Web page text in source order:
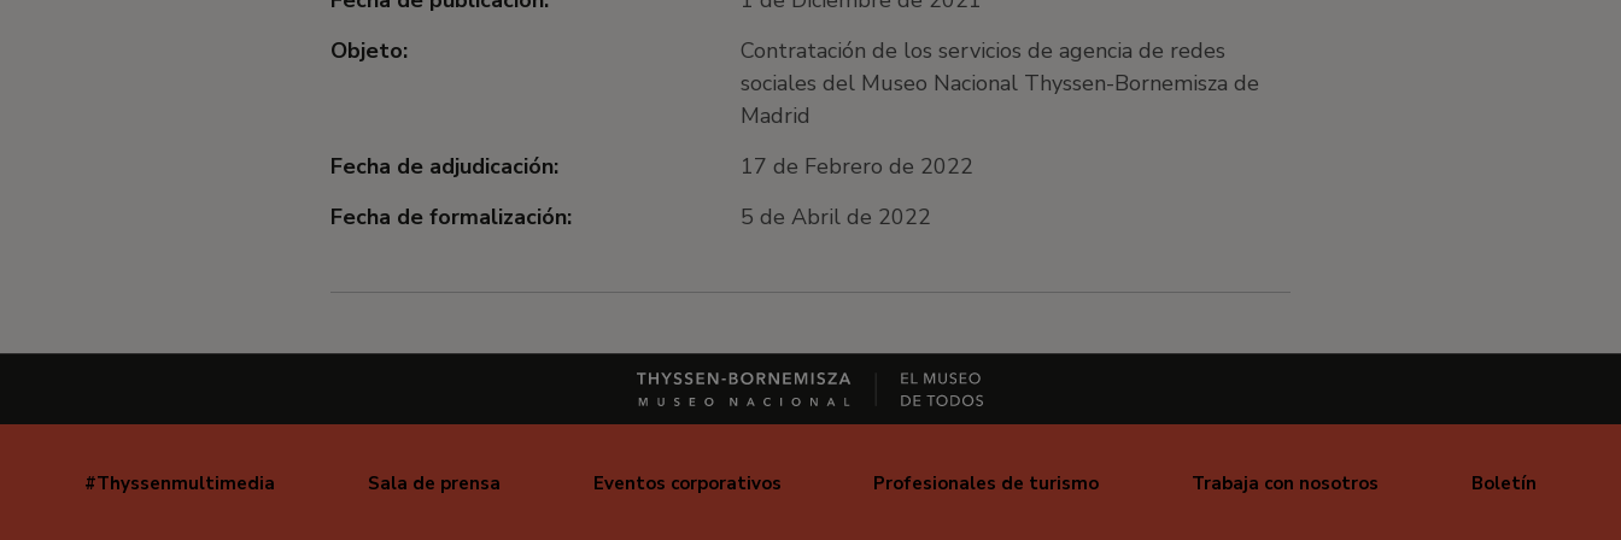
Objeto:
Contratación de los servicios de agencia de redes
sociales del Museo Nacional Thyssen-Bornemisza de
Madrid
Fecha de adjudicación:
17 de Febrero de 2022
Fecha de formalización:
5 de Abril de 2022
Navegación
#Thyssenmultimedia Sala de prensa Eventos corporativos Profesionales de turismo Trabaja con nosotros Boletín